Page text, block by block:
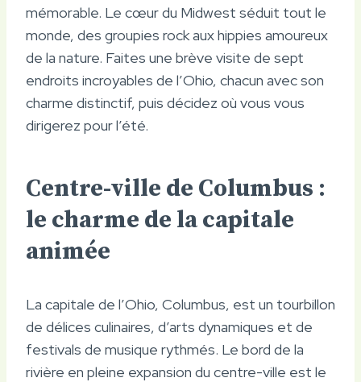
mémorable. Le cœur du Midwest séduit tout le
monde, des groupies rock aux hippies amoureux
de la nature. Faites une brève visite de sept
endroits incroyables de l’Ohio, chacun avec son
charme distinctif, puis décidez où vous vous
dirigerez pour l’été.
Centre-ville de Columbus :
le charme de la capitale
animée
La capitale de l’Ohio, Columbus, est un tourbillon
de délices culinaires, d’arts dynamiques et de
festivals de musique rythmés. Le bord de la
rivière en pleine expansion du centre-ville est le